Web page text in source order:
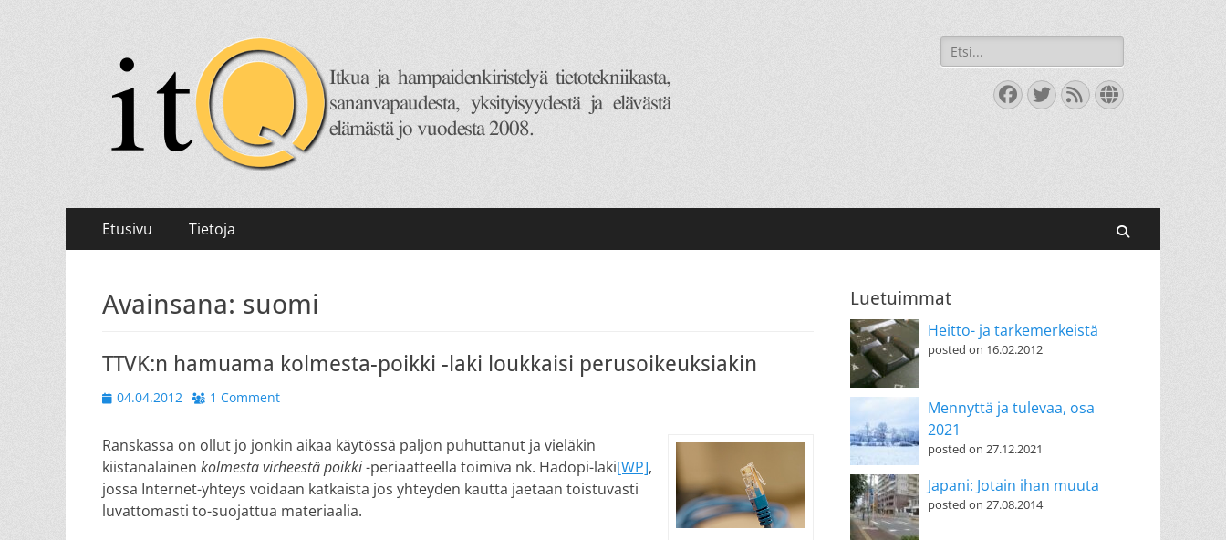
itQ
Itkua ja hammastenkiristelyä jo vuodesta 2008.
Search
for:
Facebook
Twitter
FeedWebsite
Primary
Menu
Etusivu Tietoja
Avainsana: suomi
TTVK:n hamuama kolmesta-poikki -laki loukkaisi perusoikeuksiakin
Posted
04.04.2012 1 Comment
Ranskassa on ollut jo jonkin aikaa käytössä paljon puhuttanut ja vieläkin
kiistanalainen kolmesta virheestä poikki-periaatteella toimiva nk. Hadopi-laki[WP],
jossa Internet-yhteys voidaan katkaista jos yhteyden kautta jaetaan toistuvasti
luvattomasti to-suojattua materiaalia.
Luetuimmat
Heitto- ja tarkemerkeistä
posted on 16.02.2012
Mennyttä ja tulevaa, osa
2021
posted on 27.12.2021
Japani: Jotain ihan muuta
posted on 27.08.2014